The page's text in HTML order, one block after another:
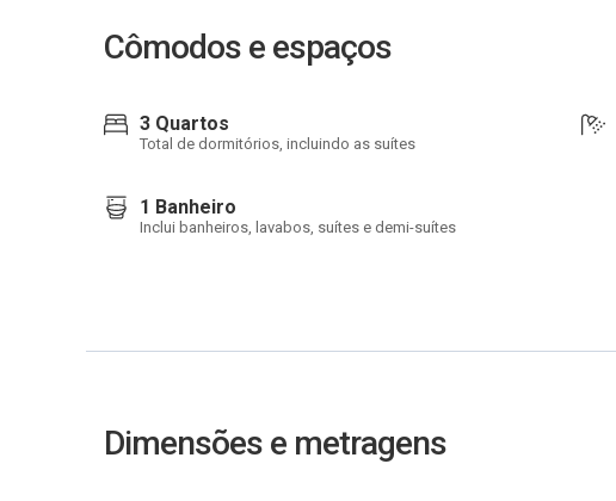
Cômodos e espaços
3 Quartos
Total de dormitórios, incluindo as suítes
1 Banheiro
Inclui banheiros, lavabos, suítes e demi-suítes
Dimensões e metragens